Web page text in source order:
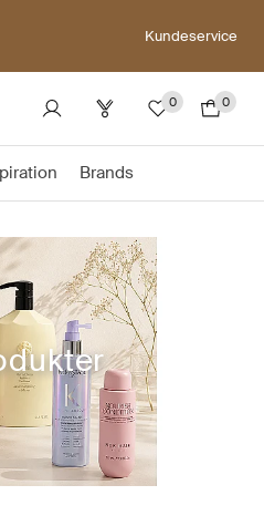
Kundeservice
0 0
Brands